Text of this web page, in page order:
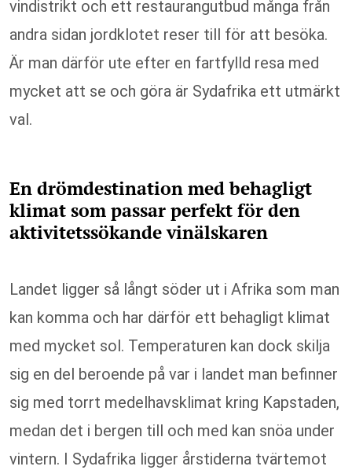
vindistrikt och ett restaurangutbud många från
andra sidan jordklotet reser till för att besöka.
Är man därför ute efter en fartfylld resa med
mycket att se och göra är Sydafrika ett utmärkt
val.
En drömdestination med behagligt
klimat som passar perfekt för den
aktivitetssökande vinälskaren
Landet ligger så långt söder ut i Afrika som man
kan komma och har därför ett behagligt klimat
med mycket sol. Temperaturen kan dock skilja
sig en del beroende på var i landet man befinner
sig med torrt medelhavsklimat kring Kapstaden,
medan det i bergen till och med kan snöa under
vintern. I Sydafrika ligger årstiderna tvärtemot